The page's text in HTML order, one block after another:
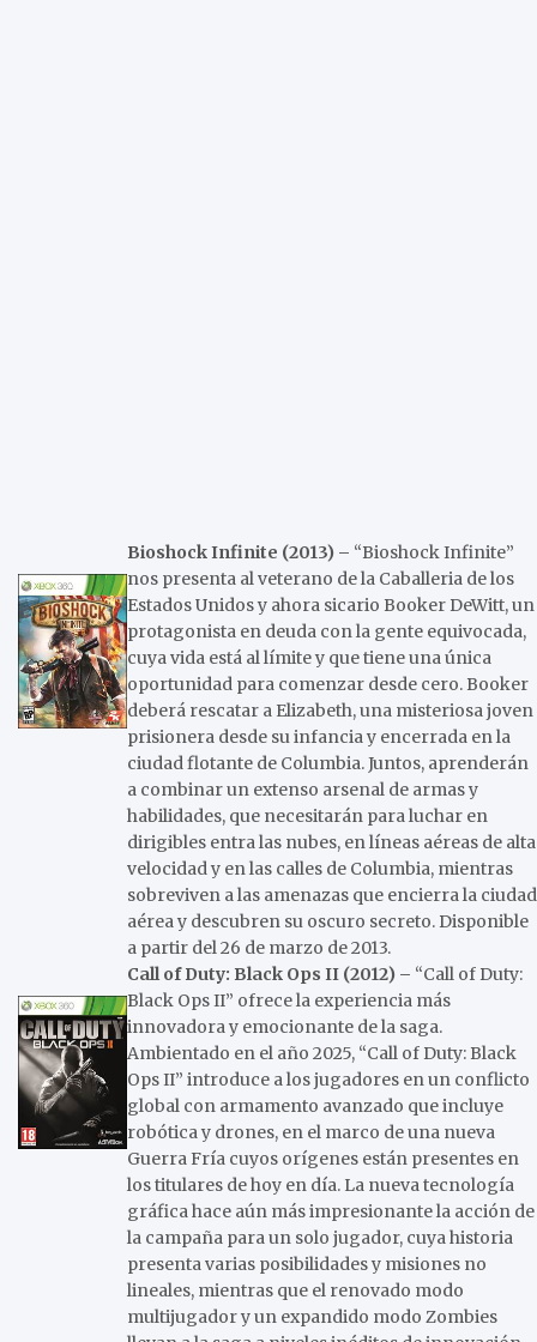
Bioshock Infinite (2013) – “Bioshock Infinite”
nos presenta al veterano de la Caballeria de los
Estados Unidos y ahora sicario Booker DeWitt, un
protagonista en deuda con la gente equivocada,
cuya vida está al límite y que tiene una única
oportunidad para comenzar desde cero. Booker
deberá rescatar a Elizabeth, una misteriosa joven
prisionera desde su infancia y encerrada en la
ciudad flotante de Columbia. Juntos, aprenderán
a combinar un extenso arsenal de armas y
habilidades, que necesitarán para luchar en
dirigibles entra las nubes, en líneas aéreas de alta
velocidad y en las calles de Columbia, mientras
sobreviven a las amenazas que encierra la ciudad
aérea y descubren su oscuro secreto. Disponible
a partir del 26 de marzo de 2013.
Call of Duty: Black Ops II (2012) – “Call of Duty:
Black Ops II” ofrece la experiencia más
innovadora y emocionante de la saga.
Ambientado en el año 2025, “Call of Duty: Black
Ops II” introduce a los jugadores en un conflicto
global con armamento avanzado que incluye
robótica y drones, en el marco de una nueva
Guerra Fría cuyos orígenes están presentes en
los titulares de hoy en día. La nueva tecnología
gráfica hace aún más impresionante la acción de
la campaña para un solo jugador, cuya historia
presenta varias posibilidades y misiones no
lineales, mientras que el renovado modo
multijugador y un expandido modo Zombies